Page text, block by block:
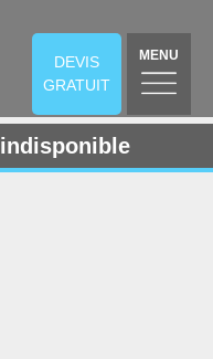
DEVIS
GRATUIT
MENU
indisponible